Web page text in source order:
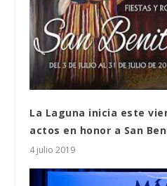
La Laguna inicia este
actos en honor a San
4 julio 2019